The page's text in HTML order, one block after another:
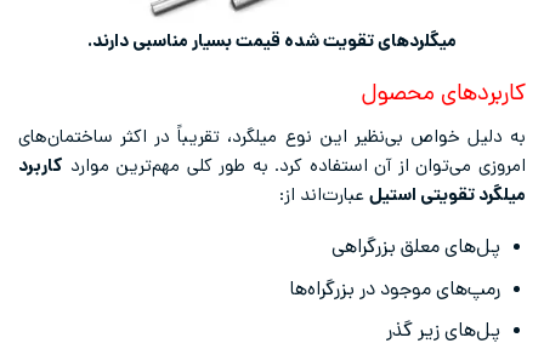
میگلردهای تقویت شده قیمت بسیار مناسبی دارند.
کاربردهای محصول
به دلیل خواص بی‌نظیر این نوع میلگرد، تقریباً در اکثر ساختمان‌های
امروزی می‌توان از آن استفاده کرد. به طور کلی مهم‌ترین موارد کاربرد
میلگرد تقویتی استیلعبارت‌اند از:
پل‌های معلق بزرگراهی
رمپ‌های موجود در بزرگراه‌ها
پل‌های زیر گذر